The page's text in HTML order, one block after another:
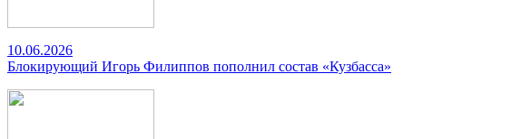
10.06.2026
Блокирующий Игорь Филиппов пополнил состав «Кузбасса»